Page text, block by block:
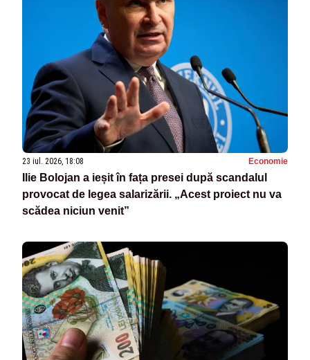
23 iul. 2026, 18:08 Economie
Ilie Bolojan a ieșit în fața presei după scandalul
provocat de legea salarizării. „Acest proiect nu va
scădea niciun venit”